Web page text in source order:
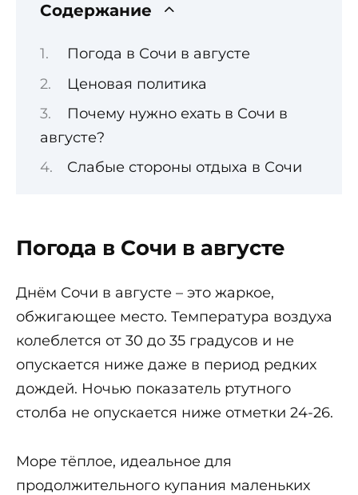
Содержание
Погода в Сочи в августе
Ценовая политика
Почему нужно ехать в Сочи в
августе?
Слабые стороны отдыха в Сочи
Погода в Сочи в августе
Днём Сочи в августе – это жаркое,
обжигающее место. Температура воздуха
колеблется от 30 до 35 градусов и не
опускается ниже даже в период редких
дождей. Ночью показатель ртутного
столба не опускается ниже отметки 24-26.
Море тёплое, идеальное для
продолжительного купания маленьких